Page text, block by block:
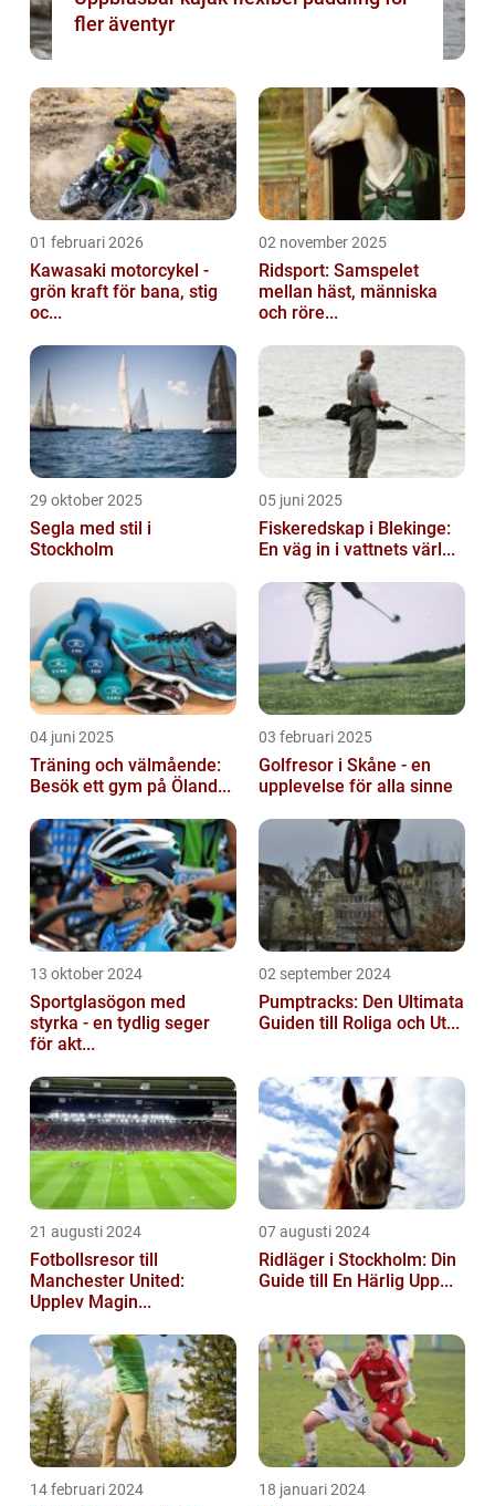
fler äventyr
01 februari 2026
Kawasaki motorcykel -
grön kraft för bana, stig
oc...
02 november 2025
Ridsport: Samspelet
mellan häst, människa
och röre...
29 oktober 2025
Segla med stil i
Stockholm
05 juni 2025
Fiskeredskap i Blekinge:
En väg in i vattnets värl...
04 juni 2025
Träning och välmående:
Besök ett gym på Öland...
03 februari 2025
Golfresor i Skåne - en
upplevelse för alla sinne
13 oktober 2024
Sportglasögon med
styrka - en tydlig seger
för akt...
02 september 2024
Pumptracks: Den Ultimata
Guiden till Roliga och Ut...
21 augusti 2024
Fotbollsresor till
Manchester United:
Upplev Magin...
07 augusti 2024
Ridläger i Stockholm: Din
Guide till En Härlig Upp...
14 februari 2024 18 januari 2024